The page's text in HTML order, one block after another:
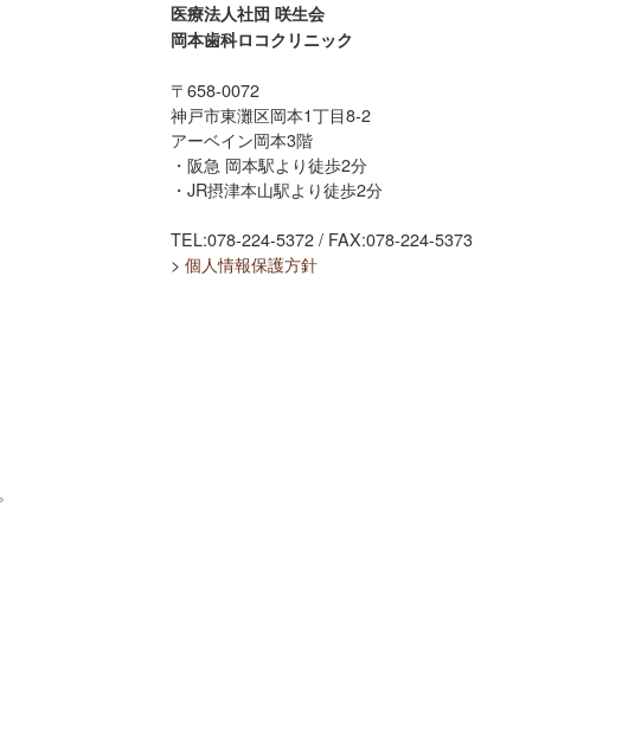
医療法人社団 咲生会
岡本歯科ロコクリニック
〒658-0072
神戸市東灘区岡本1丁目8-2
アーベイン岡本3階
・阪急 岡本駅より徒歩2分
・JR摂津本山駅より徒歩2分
TEL:078-224-5372 / FAX:078-224-5373
> 個人情報保護方針